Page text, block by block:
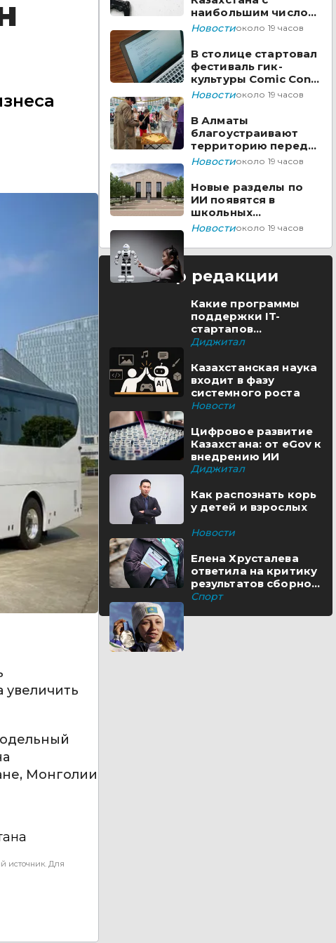
увеличить
Монголии
источник. Для
наибольшим числом
вакансий на Enbek.kz
Новостиоколо 19 часов
В столице стартовал
фестиваль гик-
культуры Comic Con
Astana 2026
Новостиоколо 19 часов
В Алматы
благоустраивают
территорию перед
ТЮЗом
Новостиоколо 19 часов
Новые разделы по
ИИ появятся в
школьных
предметах
Новостиоколо 19 часов
Выбор редакции
Какие программы
поддержки IT-
стартапов
реализуются в
Диджитал
Казахстанская наука
входит в фазу
системного роста
Новости
Цифровое развитие
Казахстана: от eGov к
внедрению ИИ
Диджитал
Как распознать корь
у детей и взрослых
Новости
Елена Хрусталева
ответила на критику
результатов сборной
Казахстана
Спорт